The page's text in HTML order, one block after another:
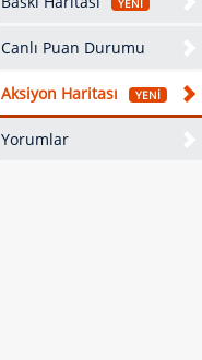
YENİ
Canlı Puan Durumu
Aksiyon Haritası YENİ
Yorumlar